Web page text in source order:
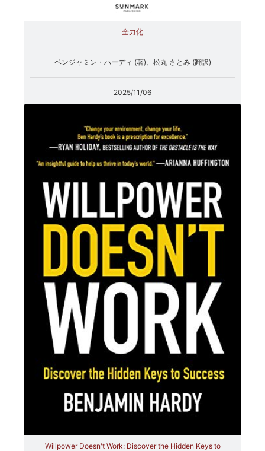
全力化
ベンジャミン・ハーディ (著)、松丸 さとみ (翻訳)
2025/11/06
Willpower Doesn't Work: Discover the Hidden Keys to